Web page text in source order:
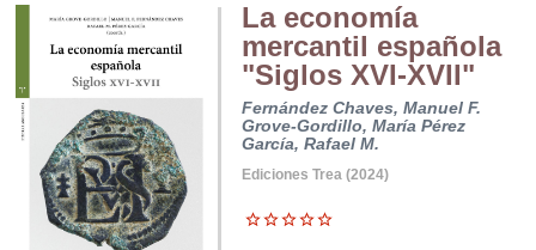
La economía
mercantil española
"Siglos XVI-XVII"
Fernández Chaves, Manuel F.
Grove-Gordillo, María Pérez
García, Rafael M.
Ediciones Trea (2024)